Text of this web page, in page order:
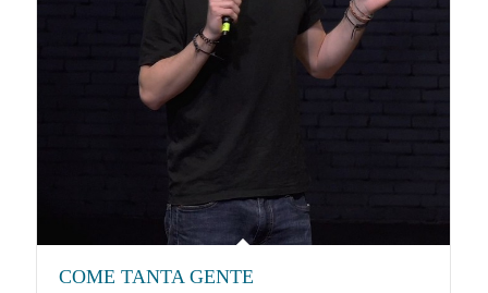
COME TANTA GENTE